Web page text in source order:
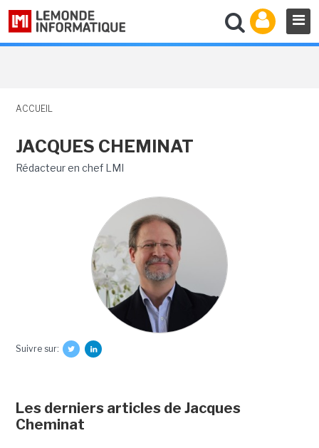
ACCUEIL
JACQUES CHEMINAT
Rédacteur en chef LMI
Suivre sur:
Les derniers articles de Jacques
Cheminat